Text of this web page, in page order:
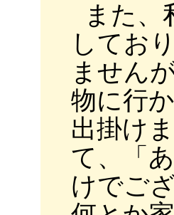
また、
してお
ません
物に行
出掛け
て、「
けでご